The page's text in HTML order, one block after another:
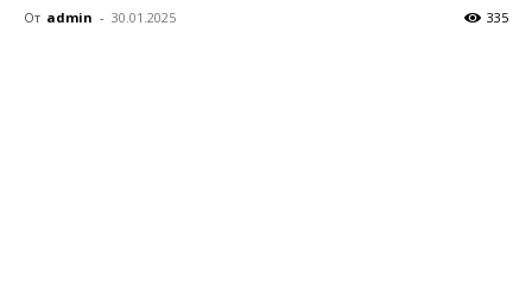
От admin - 30.01.2025 335